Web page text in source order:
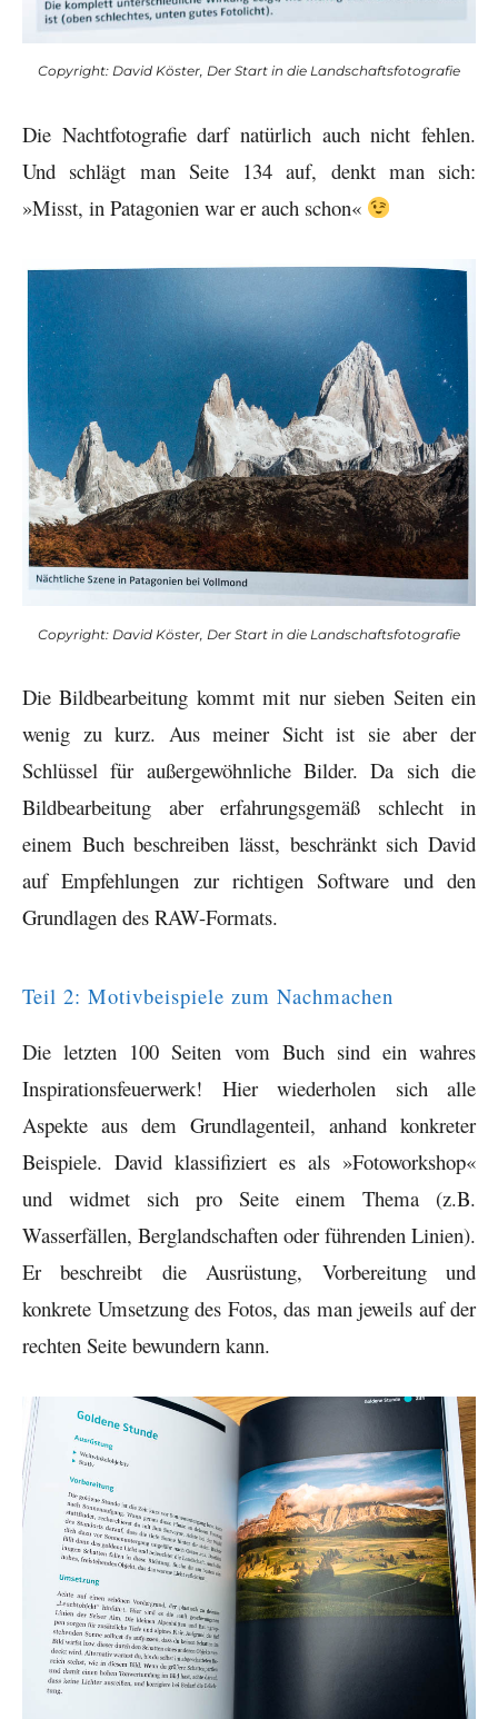
Copyright: David Köster, Der Start in die Landschaftsfotografie
Die Nachtfotografie darf natürlich auch nicht fehlen.
Und schlägt man Seite 134 auf, denkt man sich:
»Misst, in Patagonien war er auch schon«
Copyright: David Köster, Der Start in die Landschaftsfotografie
Die Bildbearbeitung kommt mit nur sieben Seiten ein
wenig zu kurz. Aus meiner Sicht ist sie aber der
Schlüssel für außergewöhnliche Bilder. Da sich die
Bildbearbeitung aber erfahrungsgemäß schlecht in
einem Buch beschreiben lässt, beschränkt sich David
auf Empfehlungen zur richtigen Software und den
Grundlagen des RAW-Formats.
Teil 2: Motivbeispiele zum Nachmachen
Die letzten 100 Seiten vom Buch sind ein wahres
Inspirationsfeuerwerk! Hier wiederholen sich alle
Aspekte aus dem Grundlagenteil, anhand konkreter
Beispiele. David klassifiziert es als »Fotoworkshop«
und widmet sich pro Seite einem Thema (z.B.
Wasserfällen, Berglandschaften oder führenden Linien).
Er beschreibt die Ausrüstung, Vorbereitung und
konkrete Umsetzung des Fotos, das man jeweils auf der
rechten Seite bewundern kann.